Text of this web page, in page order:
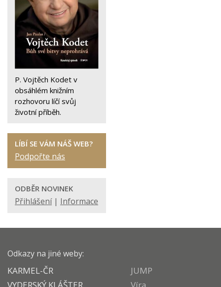
P. Vojtěch Kodet v
obsáhlém knižním
rozhovoru líčí svůj
životní příběh.
LÍBÍ SE VÁM NÁŠ WEB?
Podpořte nás
ODBĚR NOVINEK
Přihlášení| Informace
Odkazy na jiné weby:
KARMEL-ČR
JUMP